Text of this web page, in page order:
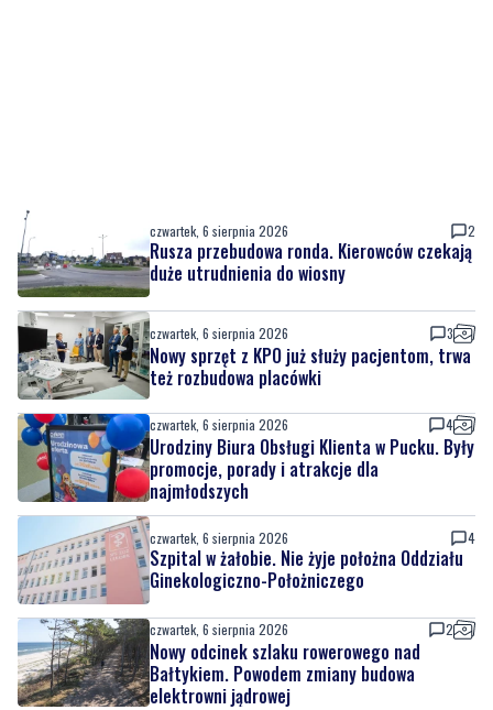
czwartek, 6 sierpnia 2026 2
Rusza przebudowa ronda. Kierowców czekają
duże utrudnienia do wiosny
czwartek, 6 sierpnia 2026 3
Nowy sprzęt z KPO już służy pacjentom, trwa
też rozbudowa placówki
czwartek, 6 sierpnia 2026 4
Urodziny Biura Obsługi Klienta w Pucku. Były
promocje, porady i atrakcje dla
najmłodszych
czwartek, 6 sierpnia 2026 4
Szpital w żałobie. Nie żyje położna Oddziału
Ginekologiczno-Położniczego
czwartek, 6 sierpnia 2026 2
Nowy odcinek szlaku rowerowego nad
Bałtykiem. Powodem zmiany budowa
elektrowni jądrowej